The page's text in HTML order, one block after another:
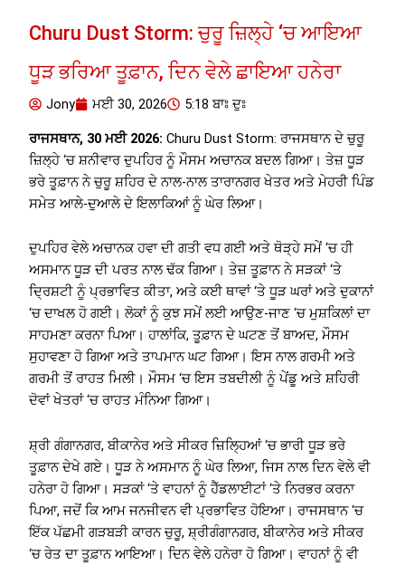
Churu Dust Storm: ਚੁਰੂ ਜ਼ਿਲ੍ਹੇ ‘ਚ ਆਇਆ
ਧੂੜ ਭਰਿਆ ਤੂਫ਼ਾਨ, ਦਿਨ ਵੇਲੇ ਛਾਇਆ ਹਨੇਰਾ
Jony ਮਈ 30, 2026 5:18 ਬਾਃ ਦੁਃ
ਰਾਜਸਥਾਨ, 30 ਮਈ 2026: Churu Dust Storm: ਰਾਜਸਥਾਨ ਦੇ ਚੁਰੂ
ਜ਼ਿਲ੍ਹੇ ‘ਚ ਸ਼ਨੀਵਾਰ ਦੁਪਹਿਰ ਨੂੰ ਮੌਸਮ ਅਚਾਨਕ ਬਦਲ ਗਿਆ। ਤੇਜ਼ ਧੂੜ
ਭਰੇ ਤੂਫ਼ਾਨ ਨੇ ਚੁਰੂ ਸ਼ਹਿਰ ਦੇ ਨਾਲ-ਨਾਲ ਤਾਰਾਨਗਰ ਖੇਤਰ ਅਤੇ ਮੇਹਰੀ ਪਿੰਡ
ਸਮੇਤ ਆਲੇ-ਦੁਆਲੇ ਦੇ ਇਲਾਕਿਆਂ ਨੂੰ ਘੇਰ ਲਿਆ।
ਦੁਪਹਿਰ ਵੇਲੇ ਅਚਾਨਕ ਹਵਾ ਦੀ ਗਤੀ ਵਧ ਗਈ ਅਤੇ ਥੋੜ੍ਹੇ ਸਮੇਂ ‘ਚ ਹੀ
ਅਸਮਾਨ ਧੂੜ ਦੀ ਪਰਤ ਨਾਲ ਢੱਕ ਗਿਆ। ਤੇਜ਼ ਤੂਫ਼ਾਨ ਨੇ ਸੜਕਾਂ ‘ਤੇ
ਦ੍ਰਿਸ਼ਟੀ ਨੂੰ ਪ੍ਰਭਾਵਿਤ ਕੀਤਾ, ਅਤੇ ਕਈ ਥਾਵਾਂ ‘ਤੇ ਧੂੜ ਘਰਾਂ ਅਤੇ ਦੁਕਾਨਾਂ
‘ਚ ਦਾਖਲ ਹੋ ਗਈ। ਲੋਕਾਂ ਨੂੰ ਕੁਝ ਸਮੇਂ ਲਈ ਆਉਣ-ਜਾਣ ‘ਚ ਮੁਸ਼ਕਿਲਾਂ ਦਾ
ਸਾਹਮਣਾ ਕਰਨਾ ਪਿਆ। ਹਾਲਾਂਕਿ, ਤੂਫ਼ਾਨ ਦੇ ਘਟਣ ਤੋਂ ਬਾਅਦ, ਮੌਸਮ
ਸੁਹਾਵਣਾ ਹੋ ਗਿਆ ਅਤੇ ਤਾਪਮਾਨ ਘਟ ਗਿਆ। ਇਸ ਨਾਲ ਗਰਮੀ ਅਤੇ
ਗਰਮੀ ਤੋਂ ਰਾਹਤ ਮਿਲੀ। ਮੌਸਮ ‘ਚ ਇਸ ਤਬਦੀਲੀ ਨੂੰ ਪੇਂਡੂ ਅਤੇ ਸ਼ਹਿਰੀ
ਦੋਵਾਂ ਖੇਤਰਾਂ ‘ਚ ਰਾਹਤ ਮੰਨਿਆ ਗਿਆ।
ਸ਼੍ਰੀ ਗੰਗਾਨਗਰ, ਬੀਕਾਨੇਰ ਅਤੇ ਸੀਕਰ ਜ਼ਿਲ੍ਹਿਆਂ ‘ਚ ਭਾਰੀ ਧੂੜ ਭਰੇ
ਤੂਫ਼ਾਨ ਦੇਖੇ ਗਏ। ਧੂੜ ਨੇ ਅਸਮਾਨ ਨੂੰ ਘੇਰ ਲਿਆ, ਜਿਸ ਨਾਲ ਦਿਨ ਵੇਲੇ ਵੀ
ਹਨੇਰਾ ਹੋ ਗਿਆ। ਸੜਕਾਂ ‘ਤੇ ਵਾਹਨਾਂ ਨੂੰ ਹੈੱਡਲਾਈਟਾਂ ‘ਤੇ ਨਿਰਭਰ ਕਰਨਾ
ਪਿਆ, ਜਦੋਂ ਕਿ ਆਮ ਜਨਜੀਵਨ ਵੀ ਪ੍ਰਭਾਵਿਤ ਹੋਇਆ। ਰਾਜਸਥਾਨ ‘ਚ
ਇੱਕ ਪੱਛਮੀ ਗੜਬੜੀ ਕਾਰਨ ਚੁਰੂ, ਸ਼੍ਰੀਗੰਗਾਨਗਰ, ਬੀਕਾਨੇਰ ਅਤੇ ਸੀਕਰ
‘ਚ ਰੇਤ ਦਾ ਤੂਫ਼ਾਨ ਆਇਆ। ਦਿਨ ਵੇਲੇ ਹਨੇਰਾ ਹੋ ਗਿਆ। ਵਾਹਨਾਂ ਨੂੰ ਵੀ